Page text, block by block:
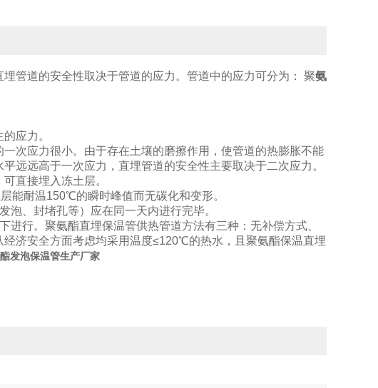
管道的安全性取决于管道的应力。管道中的应力可分为： 聚氨
应力。
次应力很小。由于存在土壤的磨擦作用，使管道的热膨胀不能
远远高于一次应力，直埋管道的安全性主要取决于二次应力。
直接埋入冻土层。
能耐温150℃的瞬时峰值而无碳化和变形。
泡、封堵孔等）应在同一天内进行完毕。
行。聚氨酯直埋保温管供热管道方法有三种：无补偿方式、
济安全方面考虑均采用温度≤120℃的热水，且聚氨酯保温直埋
发泡保温管生产厂家